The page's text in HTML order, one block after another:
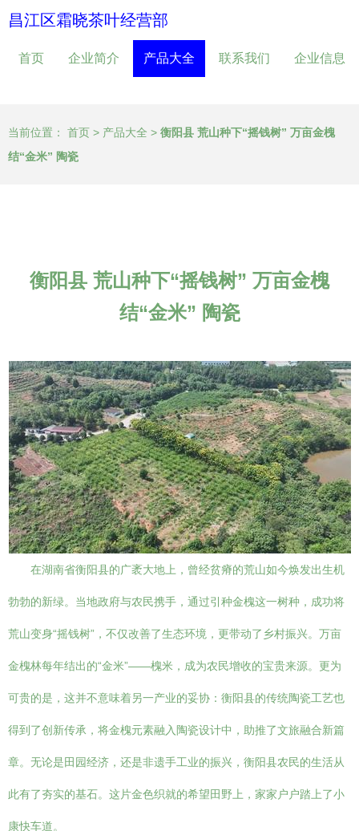
昌江区霜晓茶叶经营部
首页 企业简介 产品大全 联系我们 企业信息
当前位置： 首页 > 产品大全 > 衡阳县 荒山种下“摇钱树” 万亩金槐
结“金米” 陶瓷
衡阳县 荒山种下“摇钱树” 万亩金槐
结“金米” 陶瓷
在湖南省衡阳县的广袤大地上，曾经贫瘠的荒山如今焕发出生机
勃勃的新绿。当地政府与农民携手，通过引种金槐这一树种，成功将
荒山变身“摇钱树”，不仅改善了生态环境，更带动了乡村振兴。万亩
金槐林每年结出的“金米”——槐米，成为农民增收的宝贵来源。更为
可贵的是，这并不意味着另一产业的妥协：衡阳县的传统陶瓷工艺也
得到了创新传承，将金槐元素融入陶瓷设计中，助推了文旅融合新篇
章。无论是田园经济，还是非遗手工业的振兴，衡阳县农民的生活从
此有了夯实的基石。这片金色织就的希望田野上，家家户户踏上了小
康快车道。